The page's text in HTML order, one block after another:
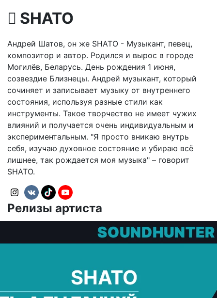
SHATO
Андрей Шатов, он же SHATO - Музыкант, певец,
композитор и автор. Родился и вырос в городе
Могилёв, Беларусь. День рождения 1 июня,
созвездие Близнецы. Андрей музыкант, который
сочиняет и записывает музыку от внутреннего
состояния, используя разные стили как
инструменты. Такое творчество не имеет чужих
влияний и получается очень индивидуальным и
экспериментальным. "Я просто вникаю внутрь
себя, изучаю духовное состояние и убираю всё
лишнее, так рождается моя музыка" – говорит
SHATO.
Релизы артиста